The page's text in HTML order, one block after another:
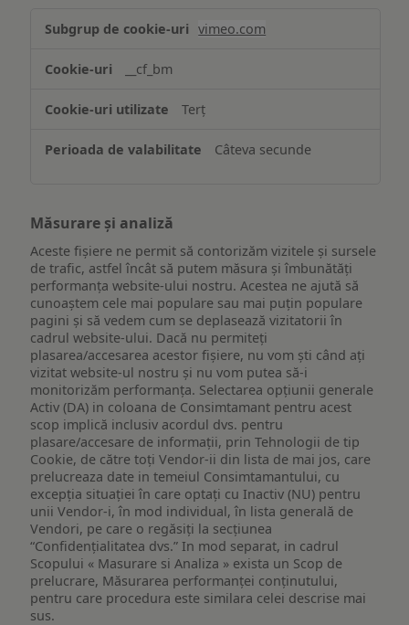
funcționalităților
ului
vimeo.com
__cf_bm
Terț
Câteva secunde
Măsurare și analiză
Aceste fișiere ne permit să contorizăm vizitele și sursele
de trafic, astfel încât să putem măsura și îmbunătăți
performanța website-ului nostru. Acestea ne ajută să
cunoaștem cele mai populare sau mai puțin populare
pagini și să vedem cum se deplasează vizitatorii în
cadrul website-ului. Dacă nu permiteți
plasarea/accesarea acestor fișiere, nu vom ști când ați
vizitat website-ul nostru și nu vom putea să-i
monitorizăm performanța. Selectarea opțiunii generale
Activ (DA) in coloana de Consimtamant pentru acest
scop implică inclusiv acordul dvs. pentru
plasare/accesare de informații, prin Tehnologii de tip
Cookie, de către toți Vendor-ii din lista de mai jos, care
prelucreaza date in temeiul Consimtamantului, cu
excepția situației în care optați cu Inactiv (NU) pentru
unii Vendor-i, în mod individual, în lista generală de
Vendori, pe care o regăsiți la secțiunea
“Confidențialitatea dvs.” In mod separat, in cadrul
Scopului « Masurare si Analiza » exista un Scop de
prelucrare, Măsurarea performanței conținutului,
pentru care procedura este similara celei descrise mai
sus.